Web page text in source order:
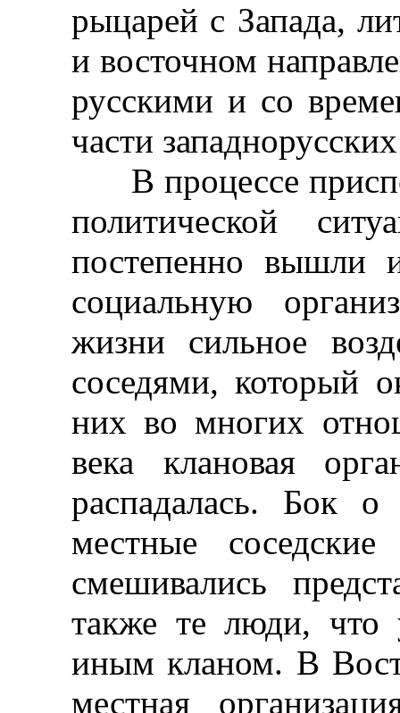
рыцарей с Запада,
и восточном
русскими и со
части
В процессе
политической
постепенно вышли
социальную
жизни сильное
соседями, который
них во многих
века клановая
распадалась. Бок
местные
смешивались
также те люди, что
иным кланом. В
местная